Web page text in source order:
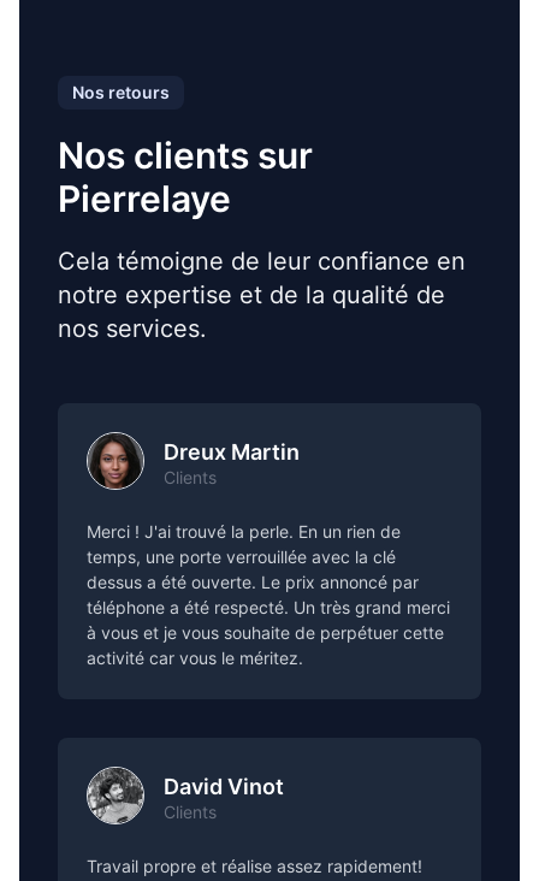
Nos retours
Nos clients sur
Pierrelaye
Cela témoigne de leur confiance en
notre expertise et de la qualité de
nos services.
Dreux Martin
Clients
Merci ! J'ai trouvé la perle. En un rien de
temps, une porte verrouillée avec la clé
dessus a été ouverte. Le prix annoncé par
téléphone a été respecté. Un très grand merci
à vous et je vous souhaite de perpétuer cette
activité car vous le méritez.
David Vinot
Clients
Travail propre et réalise assez rapidement!